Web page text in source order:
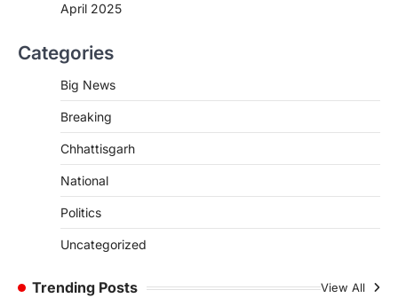
April 2025
Categories
Big News
Breaking
Chhattisgarh
National
Politics
Uncategorized
Trending Posts View All
जशपुर जिले की 5 माह की मासूम…
CG: छिपली की दीदियों का कमाल, बकरी
बनाने की दिशा में जिले के नगरी…